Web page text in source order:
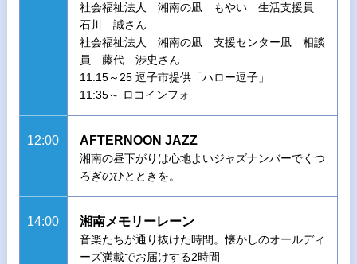
社会福祉法人 湘南の凪 もやい 生活支援員
石川 誠さん
社会福祉法人 湘南の凪 支援センター凪 相談
員 藤代 渉史さん
11:15～25 逗子市提供「ハロー逗子」
11:35～ ロコインフォ
12:00 AFTERNOON JAZZ
湘南の昼下がりは心地よいジャズナンバーでくつ
ろぎのひとときを。
14:00 湘南メモリーレーン
音楽たちが通り抜けた時間。懐かしのオールディ
ーズ満載でお届けする2時間